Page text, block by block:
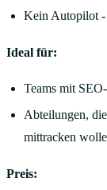
Kein Autopilot -
Ideal für:
Teams mit
Abteilungen,
mittracken
Preis: